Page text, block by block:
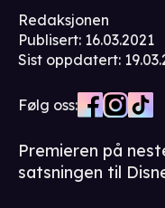
Redaksjonen
Publisert: 16.03.2021
Sist oppdatert:
Følg oss:
Premieren på
satsningen til